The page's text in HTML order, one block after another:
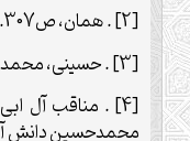
[2] . همان، ص307.
[3] . حسینی، محمدرضا، تاریخ اهل البیت علیه السلام ، ص123.
محمدحسین دانش